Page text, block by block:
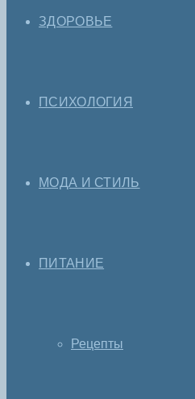
ЗДОРОВЬЕ
ПСИХОЛОГИЯ
МОДА И СТИЛЬ
ПИТАНИЕ
Рецепты